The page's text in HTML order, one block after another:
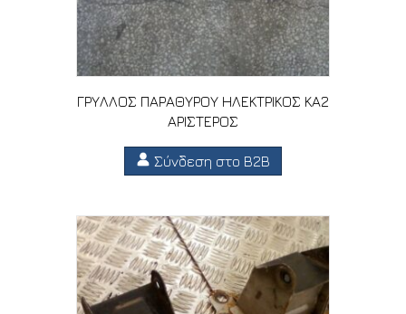
ΓΡΥΛΛΟΣ ΠΑΡΑΘΥΡΟΥ ΗΛΕΚΤΡΙΚΟΣ ΚΑ2
ΑΡΙΣΤΕΡΟΣ
Σύνδεση στο B2B